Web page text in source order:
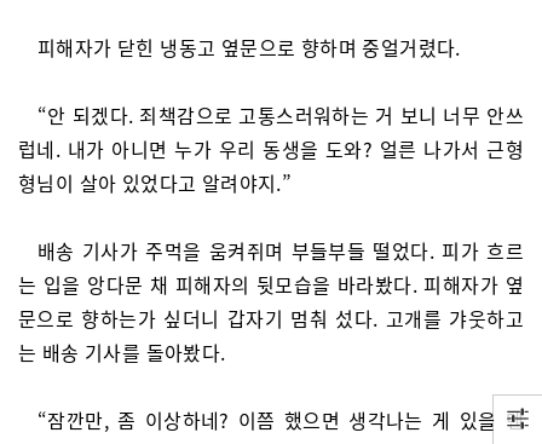
피해자가 닫힌 냉동고 옆문으로 향하며 중얼거렸다.
“안 되겠다. 죄책감으로 고통스러워하는 거 보니 너무 안쓰
럽네. 내가 아니면 누가 우리 동생을 도와? 얼른 나가서 근형
형님이 살아 있었다고 알려야지.”
배송 기사가 주먹을 움켜쥐며 부들부들 떨었다. 피가 흐르
는 입을 앙다문 채 피해자의 뒷모습을 바라봤다. 피해자가 옆
문으로 향하는가 싶더니 갑자기 멈춰 섰다. 고개를 갸웃하고
는 배송 기사를 돌아봤다.
“잠깐만, 좀 이상하네? 이쯤 했으면 생각나는 게 있을 텐